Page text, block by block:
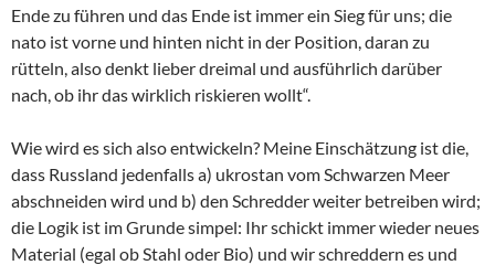
Ende zu führen und das Ende ist immer ein Sieg für uns; die
nato ist vorne und hinten nicht in der Position, daran zu
rütteln, also denkt lieber dreimal und ausführlich darüber
nach, ob ihr das wirklich riskieren wollt“.
Wie wird es sich also entwickeln? Meine Einschätzung ist die,
dass Russland jedenfalls a) ukrostan vom Schwarzen Meer
abschneiden wird und b) den Schredder weiter betreiben wird;
die Logik ist im Grunde simpel: Ihr schickt immer wieder neues
Material (egal ob Stahl oder Bio) und wir schreddern es und